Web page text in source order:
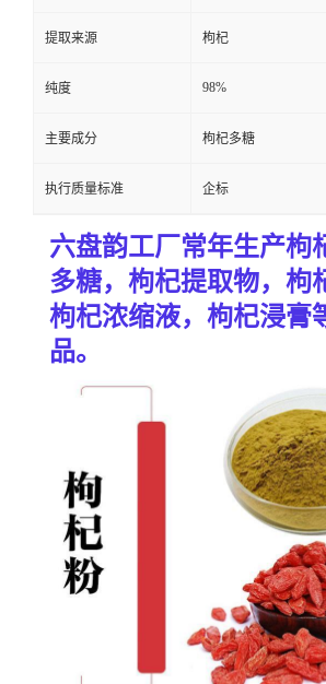
提取来源 枸杞
纯度 98%
主要成分 枸杞多糖
执行质量标准 企标
六盘韵工厂常年生产枸
多糖，枸杞提取物，枸
枸杞浓缩液，枸杞浸膏
品。